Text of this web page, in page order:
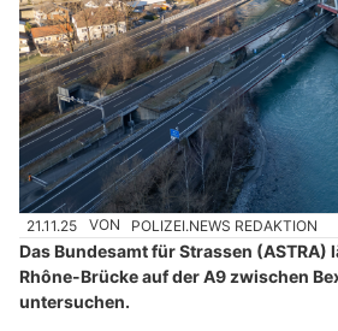
21.11.25 VON POLIZEI.NEWS REDAKTION
Das Bundesamt für Strassen (ASTRA)
Rhône-Brücke auf der A9 zwischen
untersuchen.